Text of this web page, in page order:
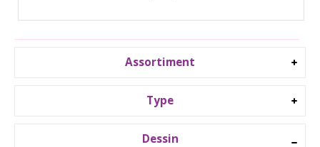
Assortiment
Type
Dessin